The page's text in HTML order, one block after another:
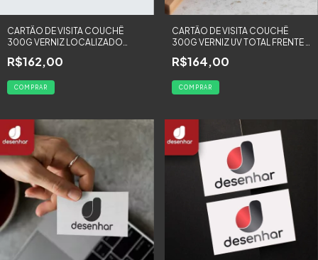
CARTÃO DE VISITA COUCHÊ
300G VERNIZ LOCALIZADO
FRENTE - 1000 UNIDADES
R$162,00
COMPRAR
CARTÃO DE VISITA COUCHÊ
300G VERNIZ UV TOTAL FRENTE E
VERSO COLORIDA - 1000
UNIDADES
R$164,00
COMPRAR